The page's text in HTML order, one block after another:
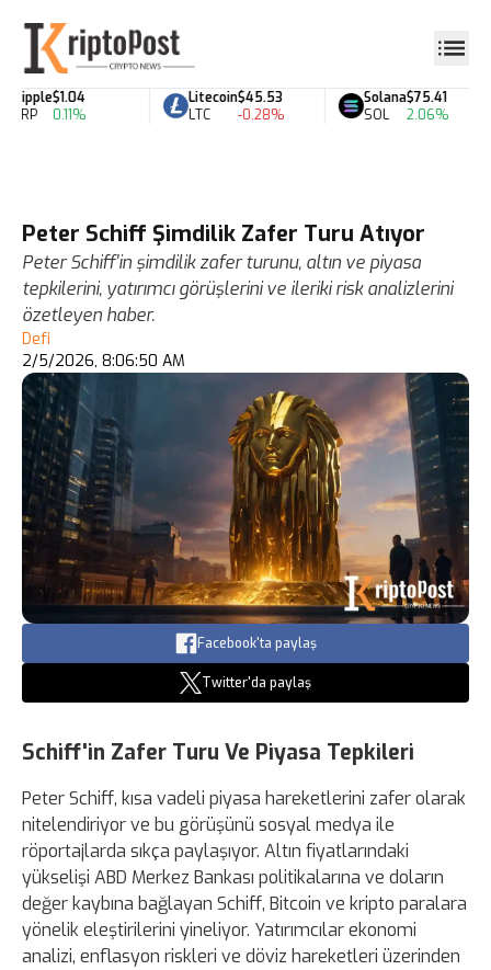
Ripple
XRP
$1.04
0.11%
Litecoin
LTC
$45.53
-0.28%
Solana
SOL
$75.41
2.06%
Peter Schiff Şimdilik Zafer Turu Atıyor
Peter Schiff'in şimdilik zafer turunu, altın ve piyasa
tepkilerini, yatırımcı görüşlerini ve ileriki risk analizlerini
özetleyen haber.
Defi
2/5/2026, 8:06:50 AM
Facebook'ta paylaş
Twitter'da paylaş
Schiff'in Zafer Turu Ve Piyasa Tepkileri
Peter Schiff, kısa vadeli piyasa hareketlerini zafer olarak
nitelendiriyor ve bu görüşünü sosyal medya ile
röportajlarda sıkça paylaşıyor. Altın fiyatlarındaki
yükselişi ABD Merkez Bankası politikalarına ve doların
değer kaybına bağlayan Schiff, Bitcoin ve kripto paralara
yönelik eleştirilerini yineliyor. Yatırımcılar ekonomi
analizi, enflasyon riskleri ve döviz hareketleri üzerinden